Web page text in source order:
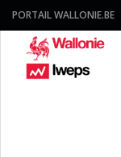
PORTAIL WALLONIE.BE